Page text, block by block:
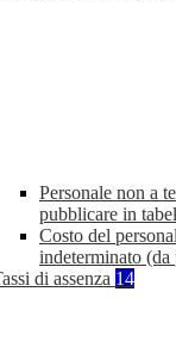
Personale non a
pubblicare in
Costo del
indeterminato
di assenza 14